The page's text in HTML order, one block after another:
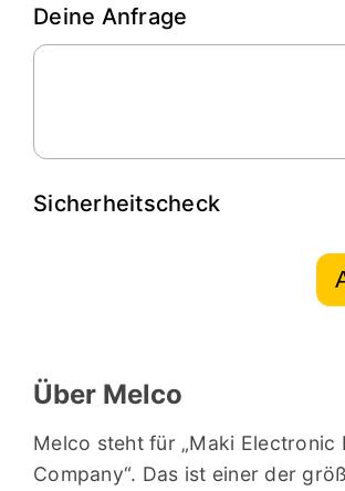
Deine Anfrage
Sicherheitscheck
Über Melco
Melco steht für „Maki Electronic
Company“. Das ist einer der